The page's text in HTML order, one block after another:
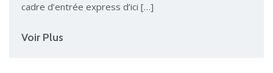
cadre d’entrée express d’ici […]
Voir Plus